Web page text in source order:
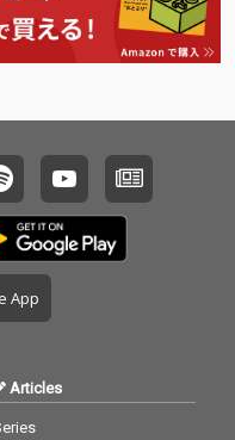
App
Articles